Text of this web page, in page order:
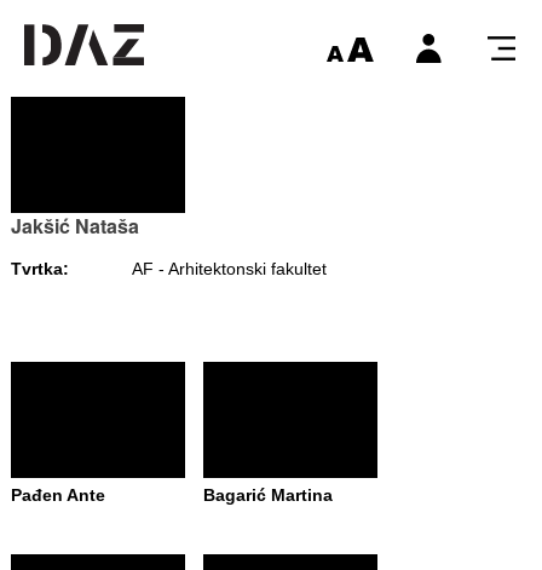
Jakšić Nataša
Tvrtka: AF - Arhitektonski fakultet
Pađen Ante Bagarić Martina